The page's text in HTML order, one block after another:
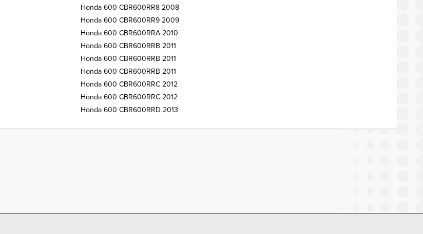
Honda 600 CBR600RR8 2008
Honda 600 CBR600RR9 2009
Honda 600 CBR600RRA 2010
Honda 600 CBR600RRB 2011
Honda 600 CBR600RRB 2011
Honda 600 CBR600RRB 2011
Honda 600 CBR600RRC 2012
Honda 600 CBR600RRC 2012
Honda 600 CBR600RRD 2013